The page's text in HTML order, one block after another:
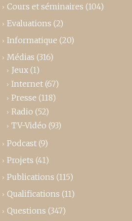
Cours et séminaires (104)
Evaluations (2)
Informatique (20)
Médias (316)
Jeux (1)
Internet (67)
Presse (118)
Radio (52)
TV-Vidéo (93)
Podcast (9)
Projets (41)
Publications (115)
Qualifications (11)
Questions (347)